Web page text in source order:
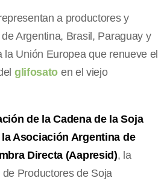
a productores y
Argentina, Brasil, Paraguay y
la Unión Europea que renueve el
glifosato en el viejo
de la Cadena de la Soja
Asociación Argentina de
Directa (Aapresid), la
Productores de Soja